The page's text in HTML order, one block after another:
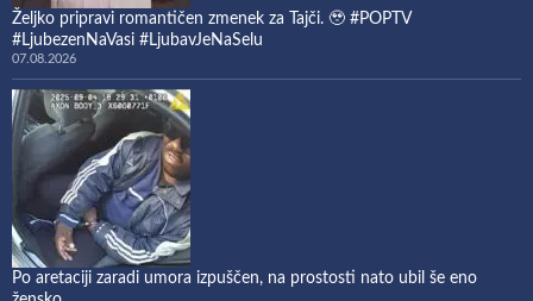
Željko pripravi romantičen zmenek za Tajči. 🥹 #POPTV
#LjubezenNaVasi #LjubavJeNaSelu
07.08.2026
Po aretaciji zaradi umora izpuščen, na prostosti nato ubil še eno